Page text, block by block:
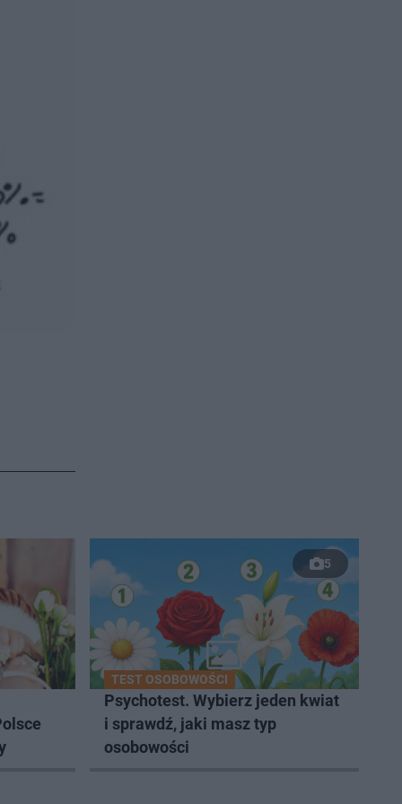
5
TEST OSOBOWOŚCI
Psychotest. Wybierz jeden kwiat
i sprawdź, jaki masz typ
osobowości